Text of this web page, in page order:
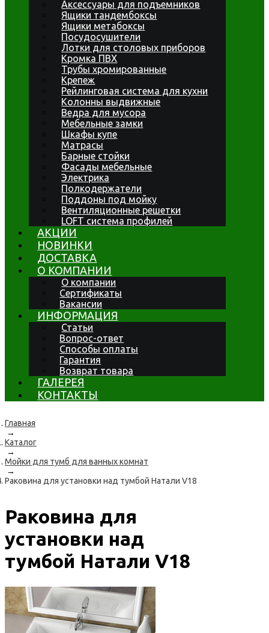
Аксессуары для подъемников
Ящики тандембоксы
Ящики метабоксы
Посудосушители
Лотки для столовых приборов
Кромка ПВХ
Трубы хромированные
Крепеж
Рейлинговая система для кухни
Колонны выдвижные
Ведра для мусора
Мебельные замки
Шкафы купе
Матрасы
Барные стойки
Фасады мебельные
Электрика
Полкодержатели
Поддоны под мойку
Вентиляционные решетки
LOFT система профилей
АКЦИИ
НОВИНКИ
ДОСТАВКА
О КОМПАНИИ
О компании
Сертификаты
Вакансии
ИНФОРМАЦИЯ
Статьи
Вопрос-ответ
Способы оплаты
Гарантия
Возврат товара
ГАЛЕРЕЯ
КОНТАКТЫ
Главная
→
Каталог
→
Мойки для тумб для ванных комнат
→
Раковина для установки над тумбой Натали V18
Раковина для
установки над
тумбой Натали V18